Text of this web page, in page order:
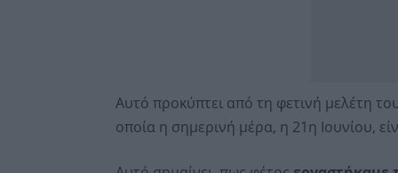
Αυτό προκύπτει από τη φετινή μελέτη
οποία η σημερινή μέρα, η 21η Ιουνίου,